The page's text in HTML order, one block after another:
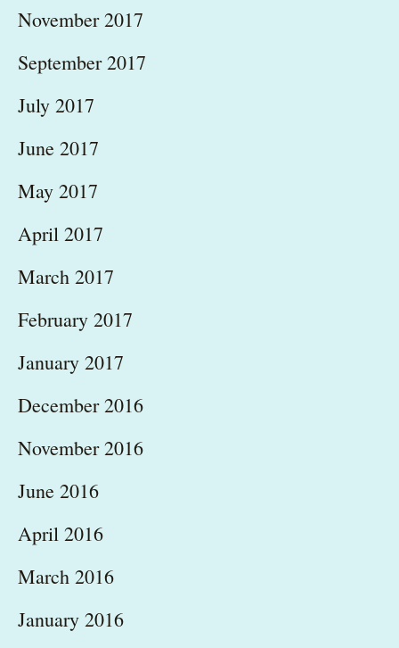
November 2017
September 2017
July 2017
June 2017
May 2017
April 2017
March 2017
February 2017
January 2017
December 2016
November 2016
June 2016
April 2016
March 2016
January 2016